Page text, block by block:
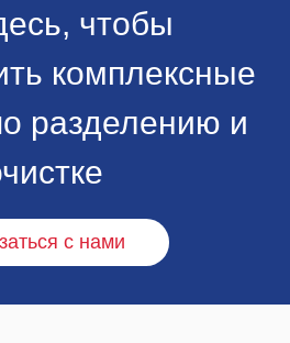
чтобы
комплексные
разделению и
с нами